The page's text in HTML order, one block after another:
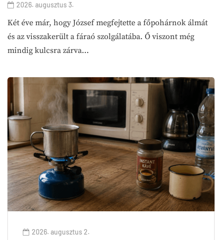
2026. augusztus 3.
Két éve már, hogy József megfejtette a főpohárnok álmát
és az visszakerült a fáraó szolgálatába. Ő viszont még
mindig kulcsra zárva…
2026. augusztus 2.